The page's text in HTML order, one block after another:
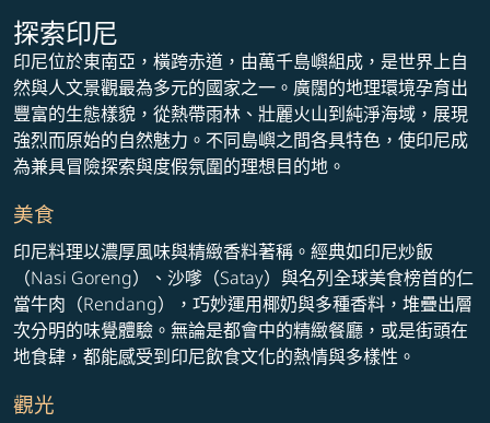
探索印尼
印尼位於東南亞，橫跨赤道，由萬千島嶼組成，是世界上自
然與人文景觀最為多元的國家之一。廣闊的地理環境孕育出
豐富的生態樣貌，從熱帶雨林、壯麗火山到純淨海域，展現
強烈而原始的自然魅力。不同島嶼之間各具特色，使印尼成
為兼具冒險探索與度假氛圍的理想目的地。
美食
印尼料理以濃厚風味與精緻香料著稱。經典如印尼炒飯
（Nasi Goreng）、沙嗲（Satay）與名列全球美食榜首的仁
當牛肉（Rendang），巧妙運用椰奶與多種香料，堆疊出層
次分明的味覺體驗。無論是都會中的精緻餐廳，或是街頭在
地食肆，都能感受到印尼飲食文化的熱情與多樣性。
觀光